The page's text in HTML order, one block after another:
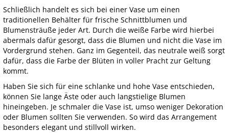
Schließlich handelt es sich bei einer Vase um einen
traditionellen Behälter für frische Schnittblumen und
Blumensträuße jeder Art. Durch die weiße Farbe wird hierbei
abermals dafür gesorgt, dass die Blumen und nicht die Vase im
Vordergrund stehen. Ganz im Gegenteil, das neutrale weiß sorgt
dafür, dass die Farbe der Blüten in voller Pracht zur Geltung
kommt.
Haben Sie sich für eine schlanke und hohe Vase entschieden,
können Sie lange Äste oder auch langstielige Blumen
hineingeben. Je schmaler die Vase ist, umso weniger Dekoration
oder Blumen sollten Sie verwenden. So wird das Arrangement
besonders elegant und stillvoll wirken.